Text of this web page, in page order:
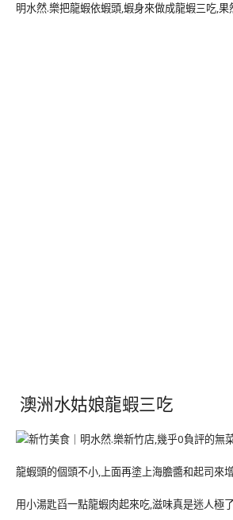
明水然.樂把龍蝦依蝦頭,蝦身來做成龍蝦三吃,
澳洲水姑娘龍蝦三吃
龍蝦頭的個頭不小,上面再塗上海膽醬和起司來
用小湯匙舀一點龍蝦肉起來吃,滋味真是迷人極